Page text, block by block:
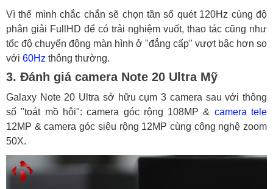
Vì thế mình chắc chắn sẽ chọn tần số quét 120Hz cùng độ
phân giải FullHD để có trải nghiệm vuốt, thao tác cũng như
tốc độ chuyển động màn hình ở "đẳng cấp" vượt bậc hơn so
với 60Hz thông thường.
3. Đánh giá camera Note 20 Ultra Mỹ
Galaxy Note 20 Ultra sở hữu cụm 3 camera sau với thông
số "toát mồ hôi": camera góc rộng 108MP & camera tele
12MP & camera góc siêu rộng 12MP cùng công nghệ zoom
50X.